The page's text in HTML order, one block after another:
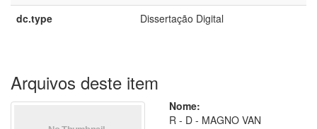
dc.type
Dissertação Digital
Arquivos deste item
Nome:
R - D - MAGNO VAN